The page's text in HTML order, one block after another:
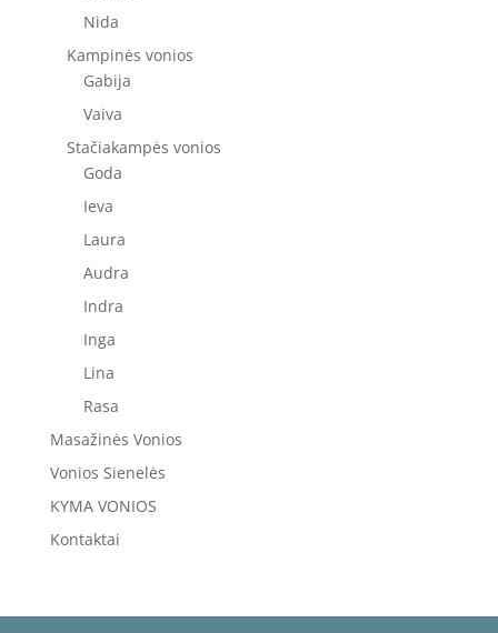
Nida
Kampinės vonios
Gabija
Vaiva
Stačiakampės vonios
Goda
Ieva
Laura
Audra
Indra
Inga
Lina
Rasa
Masažinės Vonios
Vonios Sienelės
KYMA VONIOS
Kontaktai